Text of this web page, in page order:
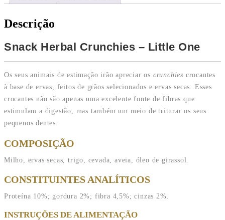
Descrição
Snack Herbal Crunchies – Little One
Os seus animais de estimação irão apreciar os crunchies crocantes
à base de ervas, feitos de grãos selecionados e ervas secas. Esses
crocantes não são apenas uma excelente fonte de fibras que
estimulam a digestão, mas também um meio de triturar os seus
pequenos dentes.
COMPOSIÇÃO
Milho, ervas secas, trigo, cevada, aveia, óleo de girassol.
CONSTITUINTES ANALÍTICOS
Proteína 10%; gordura 2%; fibra 4,5%; cinzas 2%.
INSTRUÇÕES DE ALIMENTAÇÃO